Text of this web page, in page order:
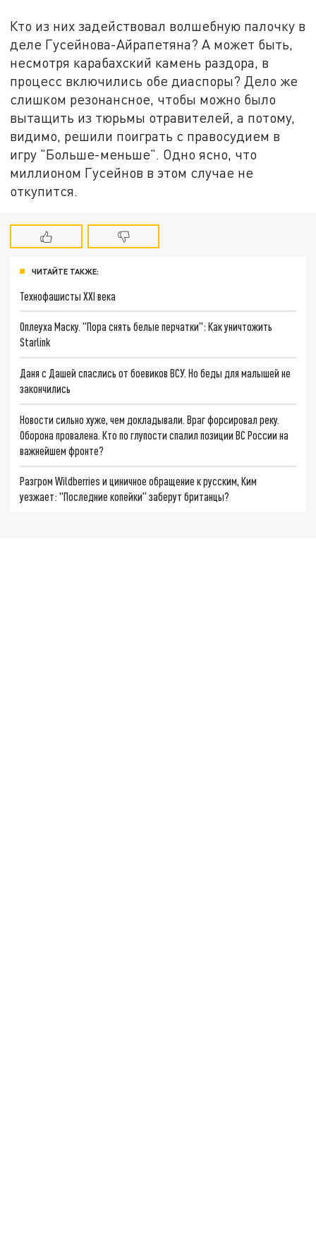
Кто из них задействовал волшебную палочку в
деле Гусейнова-Айрапетяна? А может быть,
несмотря карабахский камень раздора, в
процесс включились обе диаспоры? Дело же
слишком резонансное, чтобы можно было
вытащить из тюрьмы отравителей, а потому,
видимо, решили поиграть с правосудием в
игру "Больше-меньше". Одно ясно, что
миллионом Гусейнов в этом случае не
откупится.
ЧИТАЙТЕ ТАКЖЕ:
Технофашисты XXI века
Оплеуха Маску. "Пора снять белые перчатки": Как уничтожить
Starlink
Даня с Дашей спаслись от боевиков ВСУ. Но беды для малышей не
закончились
Новости сильно хуже, чем докладывали. Враг форсировал реку.
Оборона провалена. Кто по глупости спалил позиции ВС России на
важнейшем фронте?
Разгром Wildberries и циничное обращение к русским, Ким
уезжает: "Последние копейки" заберут британцы?